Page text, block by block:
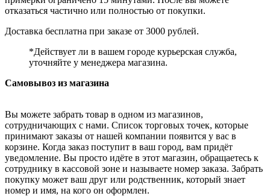
отказаться частично или полностью от покупки.
Доставка бесплатна при заказе от 3000 рублей.
*Действует ли в вашем городе курьерская служба,
уточняйте у менеджера магазина.
Самовывоз из магазина
Вы можете забрать товар в одном из магазинов,
сотрудничающих с нами. Список торговых точек, которые
принимают заказы от нашей компании появится у вас в
корзине. Когда заказ поступит в ваш город, вам придёт
уведомление. Вы просто идёте в этот магазин, обращаетесь к
сотруднику в кассовой зоне и называете номер заказа. Забрать
покупку может ваш друг или родственник, который знает
номер и имя, на кого он оформлен.